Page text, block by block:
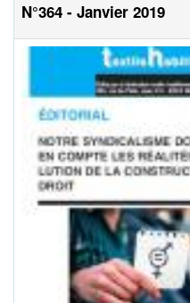
N°364 - Janvier 2019